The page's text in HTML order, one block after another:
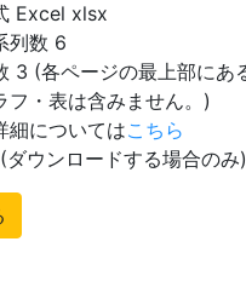
Excel xlsx
列数 6
3 (各ページの最上部にあ
フ・表は含みません。)
細についてはこちら
ウンロードする場合のみ)